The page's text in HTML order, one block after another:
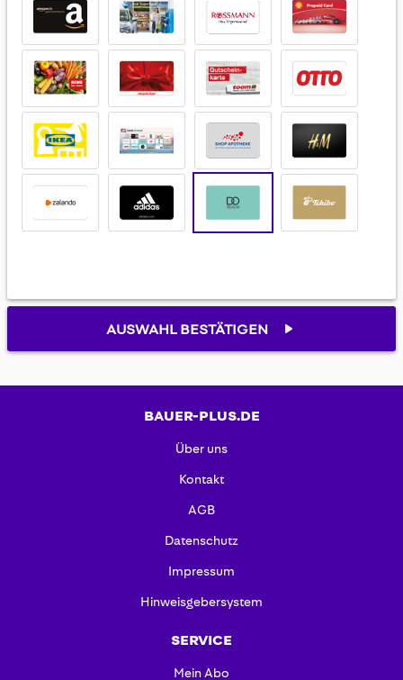
AUSWAHL BESTÄTIGEN
BAUER-PLUS.DE
Über uns
Kontakt
AGB
Datenschutz
Impressum
Hinweisgebersystem
SERVICE
Mein Abo